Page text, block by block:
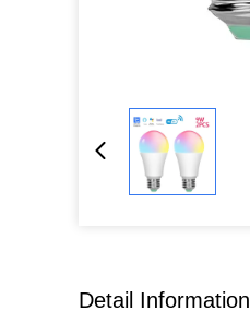
Detail Information